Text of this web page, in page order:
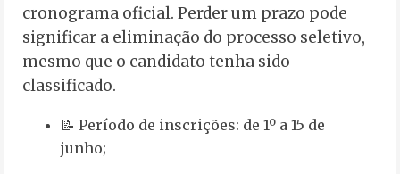
cronograma oficial. Perder um prazo pode
significar a eliminação do processo seletivo,
mesmo que o candidato tenha sido
classificado.
📝 Período de inscrições: de 1º a 15 de
junho;